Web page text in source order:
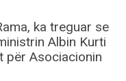
ka treguar se
Albin Kurti
Asociacionin